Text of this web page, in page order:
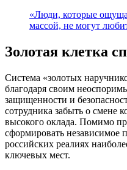
«Люди, которые
массой, не могут
Золотая клетка
Система «золотых
благодаря своим
защищенности и
сотрудника забыть о смене
высокого оклада. Помимо
сформировать независимое
российских реалиях
ключевых мест.